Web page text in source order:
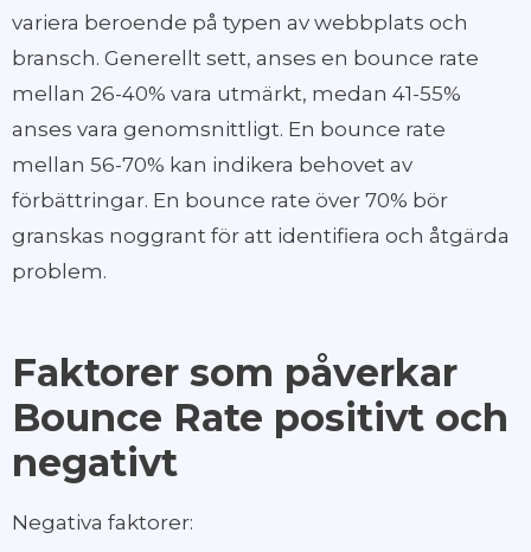
variera beroende på typen av webbplats och
bransch. Generellt sett, anses en bounce rate
mellan 26-40% vara utmärkt, medan 41-55%
anses vara genomsnittligt. En bounce rate
mellan 56-70% kan indikera behovet av
förbättringar. En bounce rate över 70% bör
granskas noggrant för att identifiera och åtgärda
problem.
Faktorer som påverkar
Bounce Rate positivt och
negativt
Negativa faktorer: